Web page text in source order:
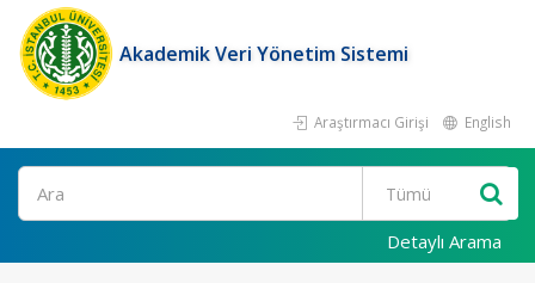
Akademik Veri Yönetim Sistemi
Araştırmacı Girişi English
Ara
Detaylı Arama